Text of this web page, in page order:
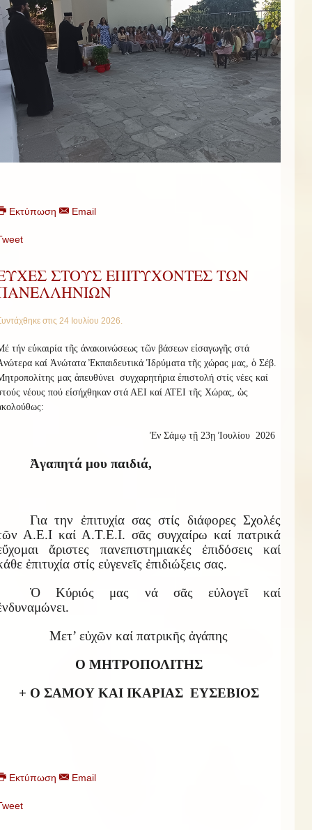
Εκτύπωση Email
ΣΤΟΥΣ ΕΠΙΤΥΧΟΝΤΕΣ ΤΩΝ
στις 24 Ιουλίου 2026.
τήν εὐκαιρία τῆς ἀνακοινώσεως τῶν βάσεων εἰσαγωγῆς στά
καί Ἀνώτατα Ἐκπαιδευτικά Ἱδρύματα τῆς χώρας μας, ὁ Σέβ.
μας ἀπευθύνει συγχαρητήρια ἐπιστολή στίς νέες καί
νέους πού εἰσήχθηκαν στά ΑΕΙ καί ΑΤΕΙ τῆς Χώρας, ὡς
Ἐν Σάμῳ τῇ 23ῃ Ἰουλίου 2026
Ἀγαπητά μου παιδιά,
Για την ἐπιτυχία σας στίς διάφορες Σχολές
Α.Ε.Ι καί Α.Τ.Ε.Ι. σᾶς συγχαίρω καί πατρικά
ἄριστες πανεπιστημιακές ἐπιδόσεις καί
ἐπιτυχία στίς εὐγενεῖς ἐπιδιώξεις σας.
Ὁ Κύριός μας νά σᾶς εὐλογεῖ καί
Μετ’ εὐχῶν καί πατρικῆς ἀγάπης
Ο ΜΗΤΡΟΠΟΛΙΤΗΣ
+ Ο ΣΑΜΟΥ ΚΑΙ ΙΚΑΡΙΑΣ ΕΥΣΕΒΙΟΣ
Εκτύπωση Email